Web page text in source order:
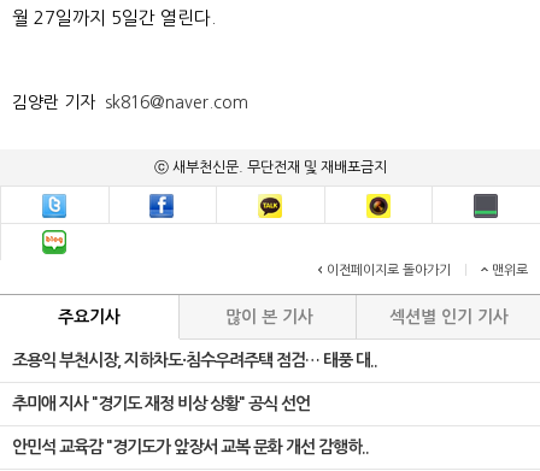
월 27일까지 5일간 열린다.
김양란 기자 sk816@naver.com
ⓒ 새부천신문. 무단전재 및 재배포금지
이전페이지로 돌아가기 맨위로
주요기사 많이 본 기사 섹션별 인기 기사
조용익 부천시장, 지하차도·침수우려주택 점검… 태풍 대..
추미애 지사 "경기도 재정 비상 상황" 공식 선언
안민석 교육감 "경기도가 앞장서 교복 문화 개선 감행하..